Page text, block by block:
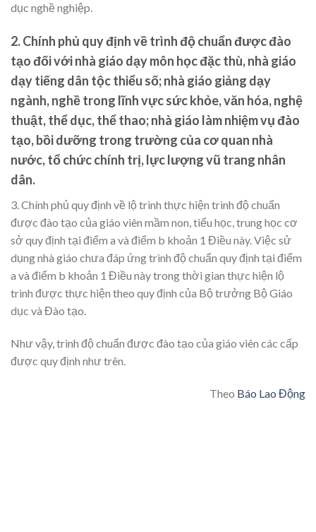
dục nghề nghiệp.
2. Chính phủ quy định về trình độ chuẩn được đào
tạo đối với nhà giáo dạy môn học đặc thù, nhà giáo
dạy tiếng dân tộc thiểu số; nhà giáo giảng dạy
ngành, nghề trong lĩnh vực sức khỏe, văn hóa, nghệ
thuật, thể dục, thể thao; nhà giáo làm nhiệm vụ đào
tạo, bồi dưỡng trong trường của cơ quan nhà
nước, tổ chức chính trị, lực lượng vũ trang nhân
dân.
3. Chính phủ quy định về lộ trình thực hiện trình độ chuẩn
được đào tạo của giáo viên mầm non, tiểu học, trung học cơ
sở quy định tại điểm a và điểm b khoản 1 Điều này. Việc sử
dụng nhà giáo chưa đáp ứng trình độ chuẩn quy định tại điểm
a và điểm b khoản 1 Điều này trong thời gian thực hiện lộ
trình được thực hiện theo quy định của Bộ trưởng Bộ Giáo
dục và Đào tạo.
Như vậy, trình độ chuẩn được đào tạo của giáo viên các cấp
được quy định như trên.
Theo Báo Lao Động